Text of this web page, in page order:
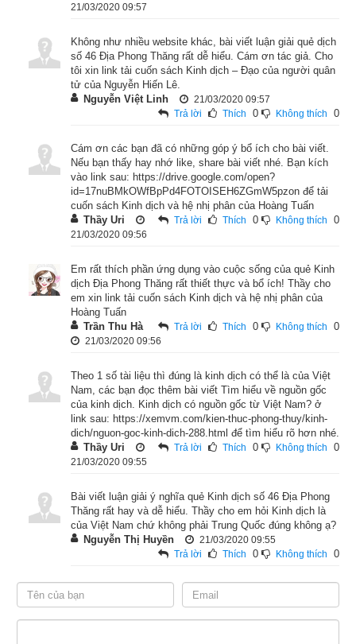
giải quẻ kinh dịch Địa Phong Thăng: “Thăng” có nghĩa là
“lên”, “tiến”.
là Đất, dưới có quẻ Tốn là cây. Cây mọc từ đất vươn dần lên
cao, vì thế nên gọi là Thăng. Toàn quẻ Thăng bàn về sự tiến
bước của một hiền thần, leo dần các cấp bậc công danh, để
mà tiến mãi lên ngôi cao. vì vậy nó có hình tượng “Đợi ngày
lên chức”. "Chỉ nhật": đợi ngày, "Cao thăng": thăng quan tiến
mơ thấy Mặt Trời đỏ mọc ở phương Đông, tỉnh dậy đã có
thánh chỉ tới thăng chức, lên cao 3 bậc. Kẻ gieo được quẻ này
có điềm “Phát tài phát lộc”.
thuộc
nhóm quẻ đại cát trong kinh dịch
vận ngày một tốt dần lên, nhiều thuận lợi để đạt được ý
21/03/2020 09:57
Không như nhiều website khác, bài viết luận giải quẻ dịch
số 46 Địa Phong Thăng rất dễ hiểu. Cám ơn tác giả. Cho
tôi xin link tải cuốn sách Kinh dịch – Đạo của người quân
tử của Nguyễn Hiến Lê.
Nguyễn Việt Linh
Trả lời Thích 0 Không thích 0
21/03/2020 09:57
Cám ơn các bạn đã có những góp ý bổ ích cho bài viết.
Nếu bạn thấy hay nhớ like, share bài viết nhé. Bạn kích
vào link sau: https://drive.google.com/open?
id=17nuBMkOWfBpPd4FOTOISEH6ZGmW5pzon để tải
cuốn sách Kinh dịch và hệ nhị phân của Hoàng Tuấn
Thầy Uri
Trả lời Thích 0 Không thích 0
21/03/2020 09:56
Em rất thích phần ứng dụng vào cuộc sống của quẻ Kinh
dịch Địa Phong Thăng rất thiết thực và bổ ích! Thầy cho
em xin link tải cuốn sách Kinh dịch và hệ nhị phân của
Hoàng Tuấn
Trần Thu Hà
Trả lời Thích 0 Không thích 0
21/03/2020 09:56
Theo 1 số tài liệu thì đúng là kinh dịch có thể là của Việt
Nam, các bạn đọc thêm bài viết Tìm hiểu về nguồn gốc
của kinh dịch. Kinh dịch có nguồn gốc từ Việt Nam? ở
link sau: https://xemvm.com/kien-thuc-phong-thuy/kinh-
dich/nguon-goc-kinh-dich-288.html để tìm hiểu rõ hơn nhé.
Thầy Uri
Trả lời Thích 0 Không thích 0
21/03/2020 09:55
Bài viết luận giải ý nghĩa quẻ Kinh dịch số 46 Địa Phong
Thăng rất hay và dễ hiểu. Thầy cho em hỏi Kinh dịch là
của Việt Nam chứ không phải Trung Quốc đúng không ạ?
Nguyễn Thị Huyền
Trả lời Thích 0 Không thích 0
21/03/2020 09:55